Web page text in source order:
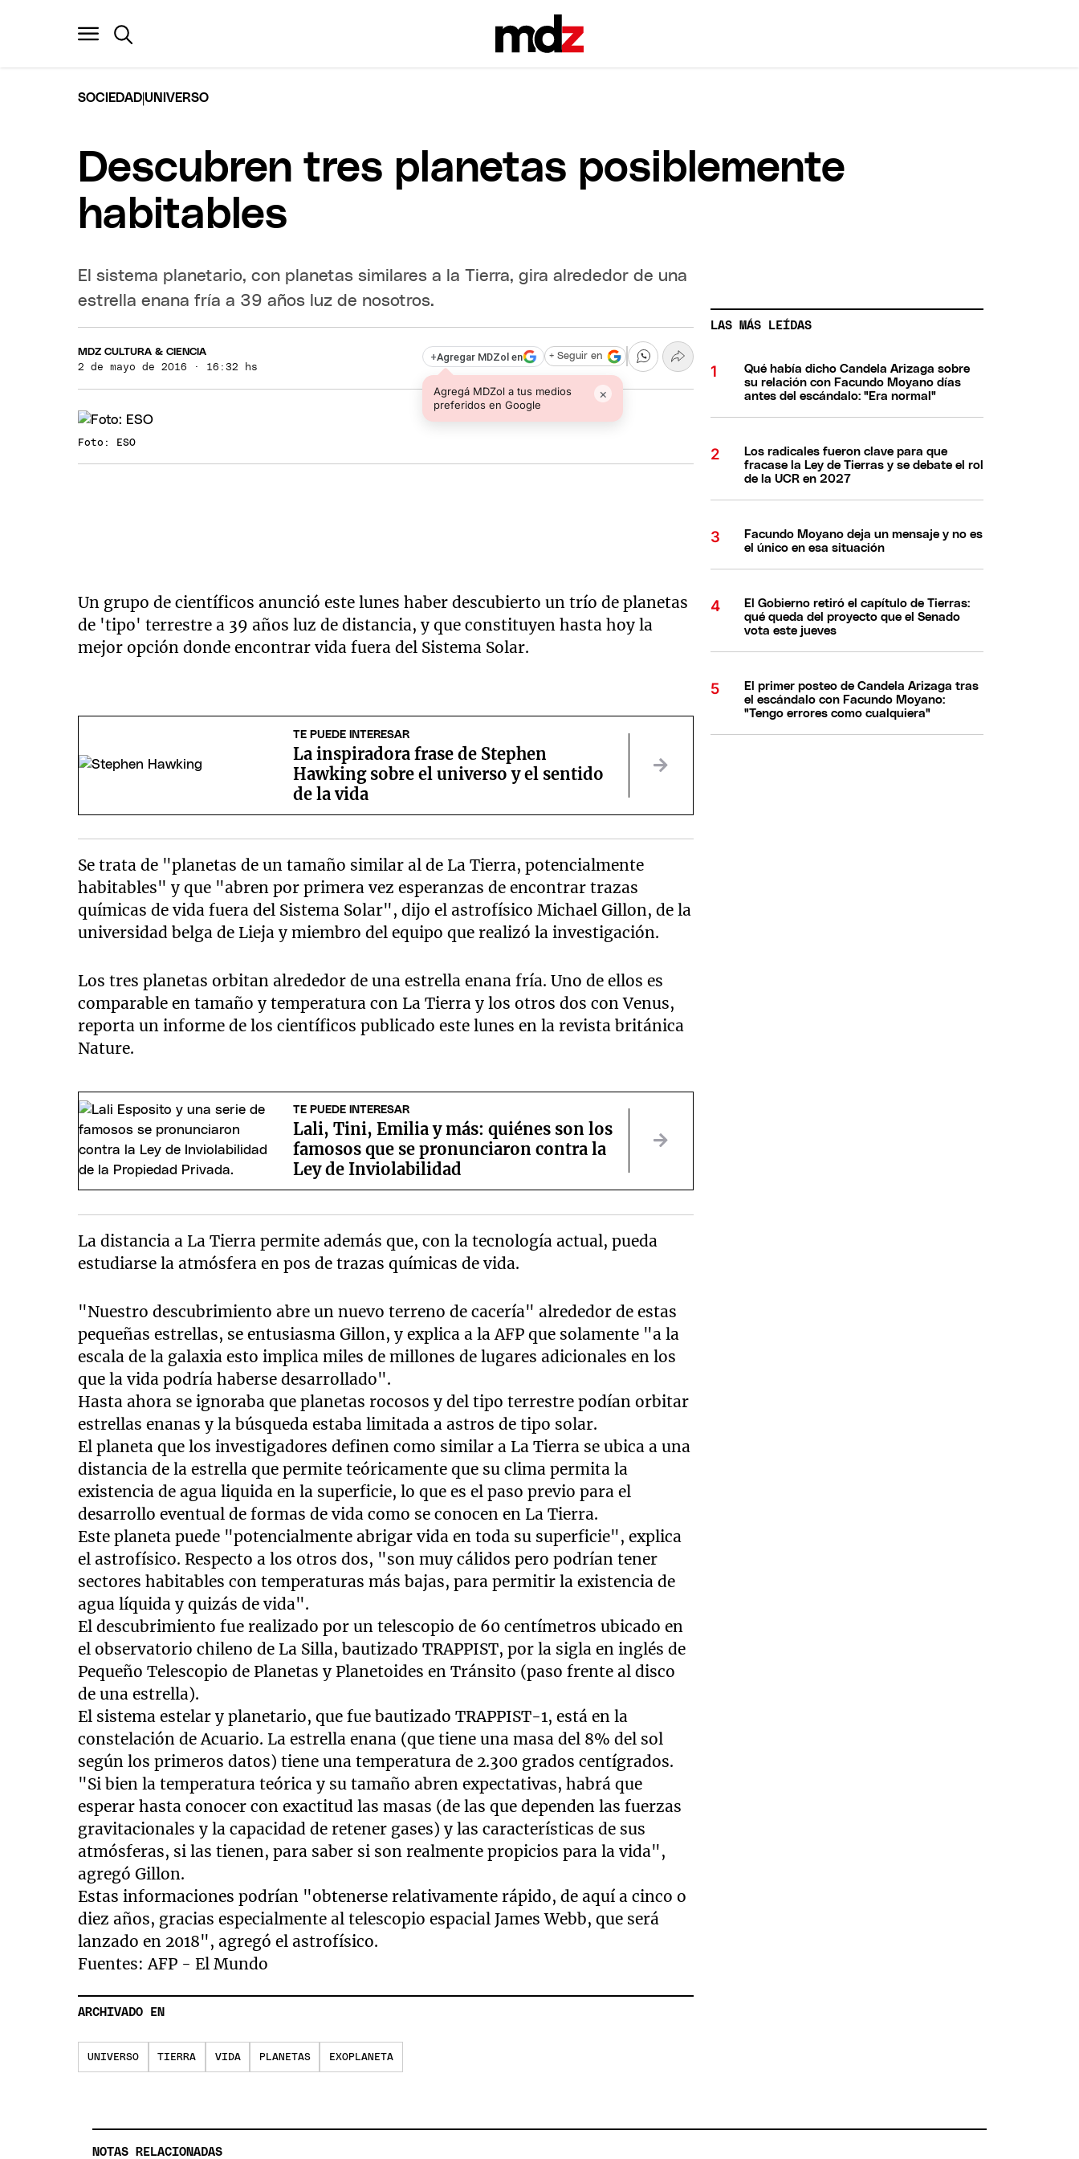
SOCIEDAD|UNIVERSO
Descubren tres planetas posiblemente
habitables
El sistema planetario, con planetas similares a la Tierra, gira alrededor de una
estrella enana fría a 39 años luz de nosotros.
MDZ CULTURA & CIENCIA
2 de mayo de 2016 · 16:32 hs
+Agregar MDZol en
Agregá MDZol a tus medios
preferidos en Google
×
+ Seguir en
Foto: ESO
Un grupo de científicos anunció este lunes haber descubierto un trío de planetas
de 'tipo' terrestre a 39 años luz de distancia, y que constituyen hasta hoy la
mejor opción donde encontrar vida fuera del Sistema Solar.
TE PUEDE INTERESAR
La inspiradora frase de Stephen
Hawking sobre el universo y el sentido
de la vida
Se trata de "planetas de un tamaño similar al de La Tierra, potencialmente
habitables" y que "abren por primera vez esperanzas de encontrar trazas
químicas de vida fuera del Sistema Solar", dijo el astrofísico Michael Gillon, de la
universidad belga de Lieja y miembro del equipo que realizó la investigación.
Los tres planetas orbitan alrededor de una estrella enana fría. Uno de ellos es
comparable en tamaño y temperatura con La Tierra y los otros dos con Venus,
reporta un informe de los científicos publicado este lunes en la revista británica
Nature.
TE PUEDE INTERESAR
Lali, Tini, Emilia y más: quiénes son los
famosos que se pronunciaron contra la
Ley de Inviolabilidad
La distancia a La Tierra permite además que, con la tecnología actual, pueda
estudiarse la atmósfera en pos de trazas químicas de vida.
"Nuestro descubrimiento abre un nuevo terreno de cacería" alrededor de estas
pequeñas estrellas, se entusiasma Gillon, y explica a la AFP que solamente "a la
escala de la galaxia esto implica miles de millones de lugares adicionales en los
que la vida podría haberse desarrollado".
Hasta ahora se ignoraba que planetas rocosos y del tipo terrestre podían orbitar
estrellas enanas y la búsqueda estaba limitada a astros de tipo solar.
El planeta que los investigadores definen como similar a La Tierra se ubica a una
distancia de la estrella que permite teóricamente que su clima permita la
existencia de agua liquida en la superficie, lo que es el paso previo para el
desarrollo eventual de formas de vida como se conocen en La Tierra.
Este planeta puede "potencialmente abrigar vida en toda su superficie", explica
el astrofísico. Respecto a los otros dos, "son muy cálidos pero podrían tener
sectores habitables con temperaturas más bajas, para permitir la existencia de
agua líquida y quizás de vida".
El descubrimiento fue realizado por un telescopio de 60 centímetros ubicado en
el observatorio chileno de La Silla, bautizado TRAPPIST, por la sigla en inglés de
Pequeño Telescopio de Planetas y Planetoides en Tránsito (paso frente al disco
de una estrella).
El sistema estelar y planetario, que fue bautizado TRAPPIST-1, está en la
constelación de Acuario. La estrella enana (que tiene una masa del 8% del sol
según los primeros datos) tiene una temperatura de 2.300 grados centígrados.
"Si bien la temperatura teórica y su tamaño abren expectativas, habrá que
esperar hasta conocer con exactitud las masas (de las que dependen las fuerzas
gravitacionales y la capacidad de retener gases) y las características de sus
atmósferas, si las tienen, para saber si son realmente propicios para la vida",
agregó Gillon.
Estas informaciones podrían "obtenerse relativamente rápido, de aquí a cinco o
diez años, gracias especialmente al telescopio espacial James Webb, que será
lanzado en 2018", agregó el astrofísico.
Fuentes: AFP - El Mundo
ARCHIVADO EN
UNIVERSO TIERRA VIDA PLANETAS EXOPLANETA
LAS MÁS LEÍDAS
Qué había dicho Candela Arizaga sobre
su relación con Facundo Moyano días
antes del escándalo: "Era normal"
Los radicales fueron clave para que
fracase la Ley de Tierras y se debate el rol
de la UCR en 2027
Facundo Moyano deja un mensaje y no es
el único en esa situación
El Gobierno retiró el capítulo de Tierras:
qué queda del proyecto que el Senado
vota este jueves
El primer posteo de Candela Arizaga tras
el escándalo con Facundo Moyano:
"Tengo errores como cualquiera"
NOTAS RELACIONADAS